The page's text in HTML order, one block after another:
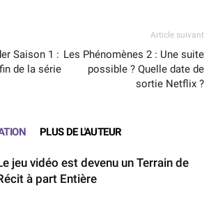
Saison 1 :
de la série
Article suivant
Les Phénomènes 2 : Une suite
possible ? Quelle date de
sortie Netflix ?
PLUS DE L'AUTEUR
jeu vidéo est devenu un Terrain de
à part Entière